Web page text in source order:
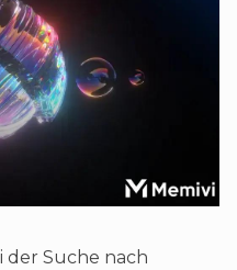
der Suche nach